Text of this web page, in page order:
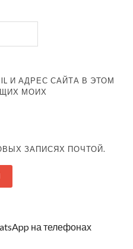
И АДРЕС САЙТА В ЭТОМ
МОИХ
ЗАПИСЯХ ПОЧТОЙ.